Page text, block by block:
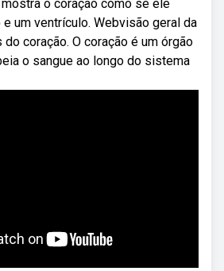
o coração como se ele
um ventrículo. Webvisão geral da
coração. O coração é um órgão
o sangue ao longo do sistema